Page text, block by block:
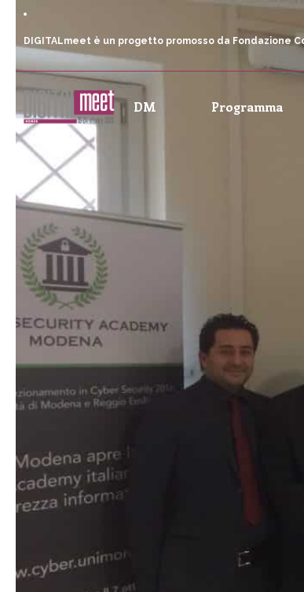
DIGITALmeet è un progetto promosso da Fondazione
DM Programma